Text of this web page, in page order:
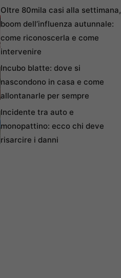
Oltre 80mila casi alla settimana,
boom dell’influenza autunnale:
come riconoscerla e come
intervenire
Incubo blatte: dove si
nascondono in casa e come
allontanarle per sempre
Incidente tra auto e
monopattino: ecco chi deve
risarcire i danni